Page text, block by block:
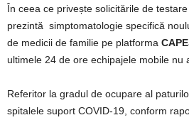
În ceea ce privește solicitările de
prezintă simptomatologie specifică
de medicii de familie pe platforma
ultimele 24 de ore echipajele mobile nu
Referitor la gradul de ocupare al
spitalele suport COVID-19, conform